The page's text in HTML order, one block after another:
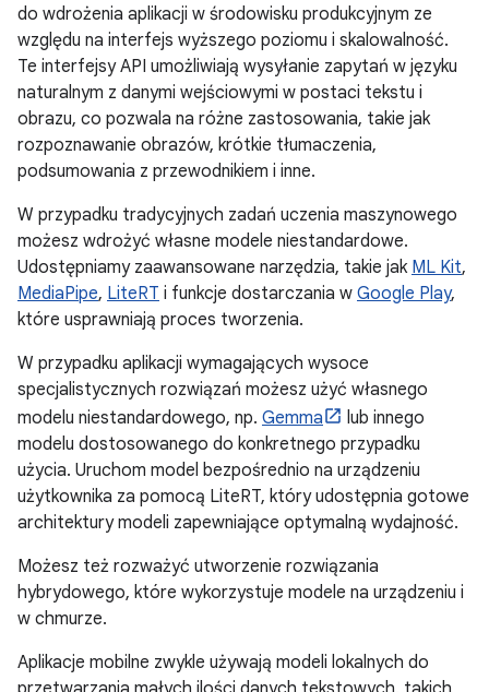
do wdrożenia aplikacji w środowisku produkcyjnym ze
względu na interfejs wyższego poziomu i skalowalność.
Te interfejsy API umożliwiają wysyłanie zapytań w języku
naturalnym z danymi wejściowymi w postaci tekstu i
obrazu, co pozwala na różne zastosowania, takie jak
rozpoznawanie obrazów, krótkie tłumaczenia,
podsumowania z przewodnikiem i inne.
W przypadku tradycyjnych zadań uczenia maszynowego
możesz wdrożyć własne modele niestandardowe.
Udostępniamy zaawansowane narzędzia, takie jak ML Kit,
MediaPipe, LiteRT i funkcje dostarczania w Google Play,
które usprawniają proces tworzenia.
W przypadku aplikacji wymagających wysoce
specjalistycznych rozwiązań możesz użyć własnego
modelu niestandardowego, np. Gemma
lub innego
modelu dostosowanego do konkretnego przypadku
użycia. Uruchom model bezpośrednio na urządzeniu
użytkownika za pomocą LiteRT, który udostępnia gotowe
architektury modeli zapewniające optymalną wydajność.
Możesz też rozważyć utworzenie rozwiązania
hybrydowego, które wykorzystuje modele na urządzeniu i
w chmurze.
Aplikacje mobilne zwykle używają modeli lokalnych do